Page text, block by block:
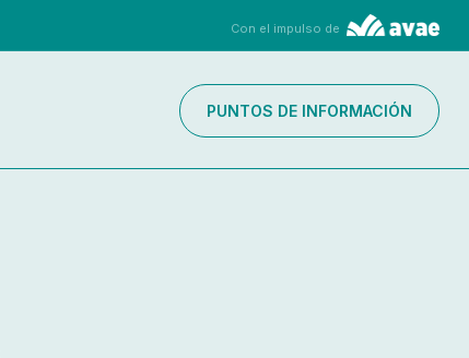
Con el impulso de
PUNTOS DE INFORMACIÓN